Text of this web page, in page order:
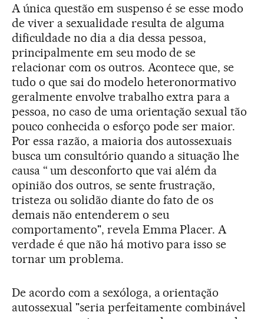
A única questão em suspenso é se esse modo
de viver a sexualidade resulta de alguma
dificuldade no dia a dia dessa pessoa,
principalmente em seu modo de se
relacionar com os outros. Acontece que, se
tudo o que sai do modelo heteronormativo
geralmente envolve trabalho extra para a
pessoa, no caso de uma orientação sexual tão
pouco conhecida o esforço pode ser maior.
Por essa razão, a maioria dos autossexuais
busca um consultório quando a situação lhe
causa “ um desconforto que vai além da
opinião dos outros, se sente frustração,
tristeza ou solidão diante do fato de os
demais não entenderem o seu
comportamento", revela Emma Placer. A
verdade é que não há motivo para isso se
tornar um problema.
De acordo com a sexóloga, a orientação
autossexual "seria perfeitamente combinável